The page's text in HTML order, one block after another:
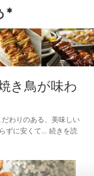
き鳥が味わ
だわりのある、美味しい
ずに安くて
続きを読